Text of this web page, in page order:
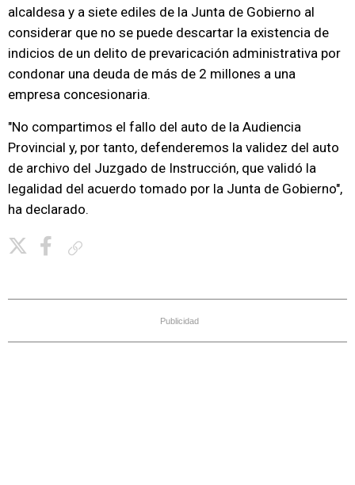
alcaldesa y a siete ediles de la Junta de Gobierno al
considerar que no se puede descartar la existencia de
indicios de un delito de prevaricación administrativa por
condonar una deuda de más de 2 millones a una
empresa concesionaria.
"No compartimos el fallo del auto de la Audiencia
Provincial y, por tanto, defenderemos la validez del auto
de archivo del Juzgado de Instrucción, que validó la
legalidad del acuerdo tomado por la Junta de Gobierno",
ha declarado.
Publicidad